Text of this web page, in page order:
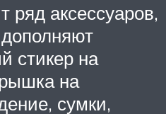
ряд аксессуаров,
стикер на
на
сумки,